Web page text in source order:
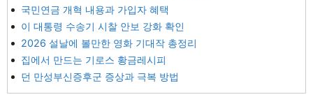
국민연금 개혁 내용과 가입자 혜택
이 대통령 수송기 시찰 안보 강화 확인
2026 설날에 볼만한 영화 기대작 총정리
집에서 만드는 기로스 황금레시피
던 만성부신증후군 증상과 극복 방법